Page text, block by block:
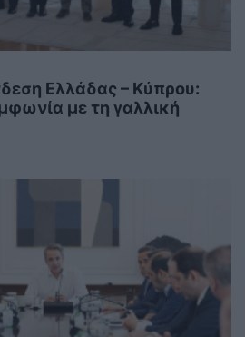
Ελλάδας – Κύπρου:
με τη γαλλική